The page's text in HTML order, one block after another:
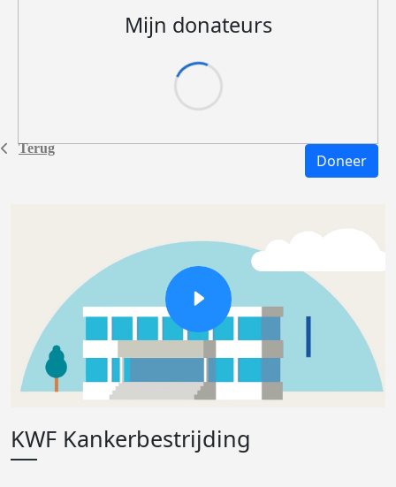
Terug
Mijn donateurs
Doneer
KWF Kankerbestrijding